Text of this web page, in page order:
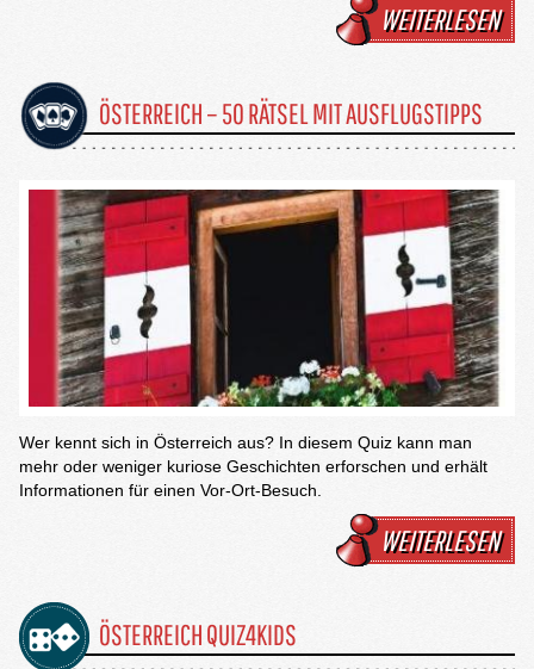
WEITERLESEN
ÖSTERREICH – 50 RÄTSEL MIT AUSFLUGSTIPPS
Wer kennt sich in Österreich aus? In diesem Quiz kann man
mehr oder weniger kuriose Geschichten erforschen und erhält
Informationen für einen Vor-Ort-Besuch.
WEITERLESEN
ÖSTERREICH QUIZ4KIDS